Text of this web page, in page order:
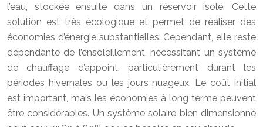
l’eau, stockée ensuite dans un réservoir isolé. Cette
solution est très écologique et permet de réaliser des
économies d’énergie substantielles. Cependant, elle reste
dépendante de l’ensoleillement, nécessitant un système
de chauffage d’appoint, particulièrement durant les
périodes hivernales ou les jours nuageux. Le coût initial
est important, mais les économies à long terme peuvent
être considérables. Un système solaire bien dimensionné